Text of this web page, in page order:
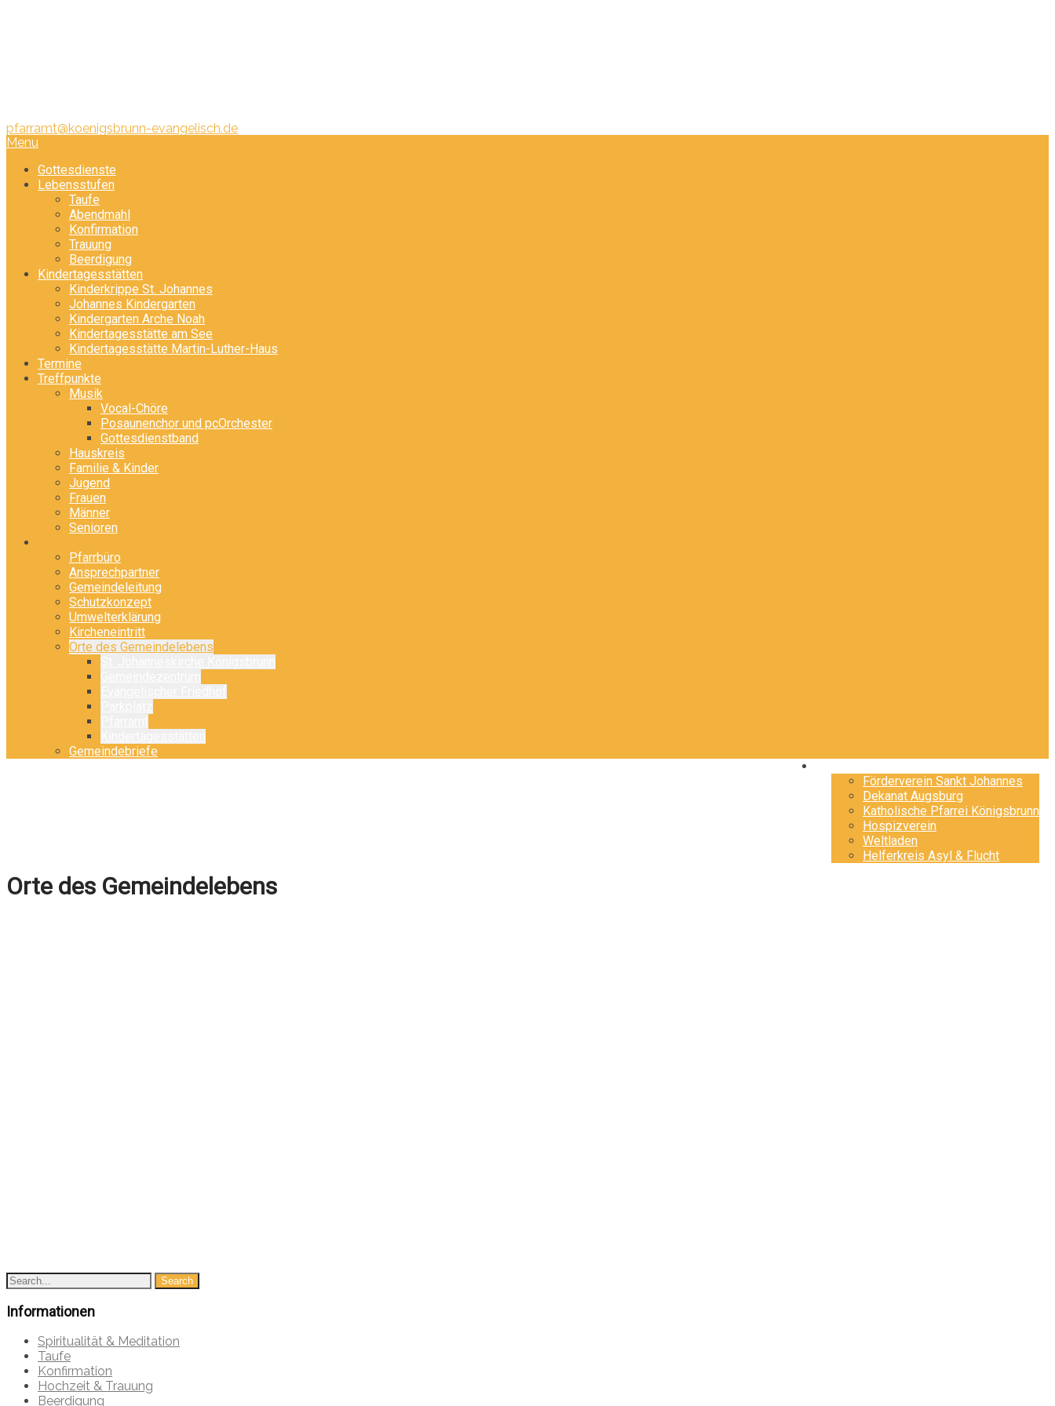
pfarramt@koenigsbrunn-evangelisch.de
Menu
Gottesdienste
Lebensstufen
Taufe
Abendmahl
Konfirmation
Trauung
Beerdigung
Kindertagesstätten
Kinderkrippe St. Johannes
Johannes Kindergarten
Kindergarten Arche Noah
Kindertagesstätte am See
Kindertagesstätte Martin-Luther-Haus
Termine
Treffpunkte
Musik
Vocal-Chöre
Posaunenchor und pcOrchester
Gottesdienstband
Hauskreis
Familie & Kinder
Jugend
Frauen
Männer
Senioren
Pfarrbüro
Ansprechpartner
Gemeindeleitung
Schutzkonzept
Umwelterklärung
Kircheneintritt
Orte des Gemeindelebens
Gemeindebriefe
Förderverein Sankt Johannes
Dekanat Augsburg
Katholische Pfarrei Königsbrunn
Hospizverein
Weltladen
Helferkreis Asyl & Flucht
Orte des Gemeindelebens
Informationen
Spiritualität & Meditation
Taufe
Konfirmation
Hochzeit & Trauung
Beerdigung